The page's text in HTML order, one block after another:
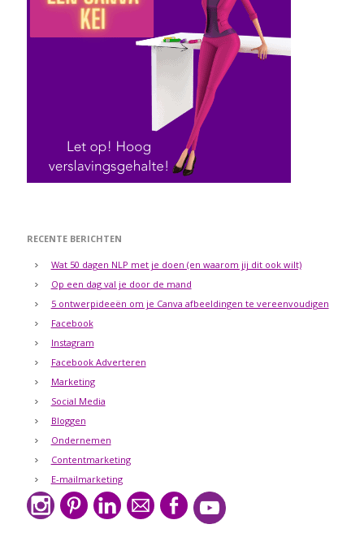
RECENTE BERICHTEN
Wat 50 dagen NLP met je doen (en waarom jij dit ook wilt)
Op een dag val je door de mand
5 ontwerpideeën om je Canva afbeeldingen te vereenvoudigen
Facebook
Instagram
Facebook Adverteren
Marketing
Social Media
Bloggen
Ondernemen
Contentmarketing
E-mailmarketing